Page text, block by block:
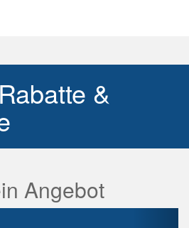
&
Angebot